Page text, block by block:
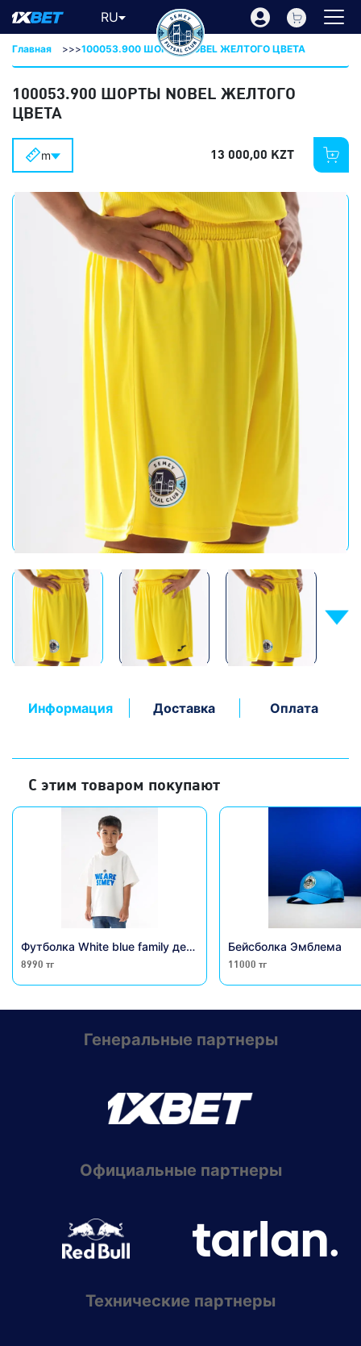
RU
Главная >>>100053.900 ШОРТЫ NOBEL ЖЕЛТОГО ЦВЕТА
100053.900 ШОРТЫ NOBEL ЖЕЛТОГО
ЦВЕТА
m 13 000,00 KZT
Информация Доставка Оплата
С этим товаром покупают
Футболка White blue family детская белая
8990 тг
Бейсболка Эмблема
11000 тг
Генеральные партнеры
Официальные партнеры
Технические партнеры